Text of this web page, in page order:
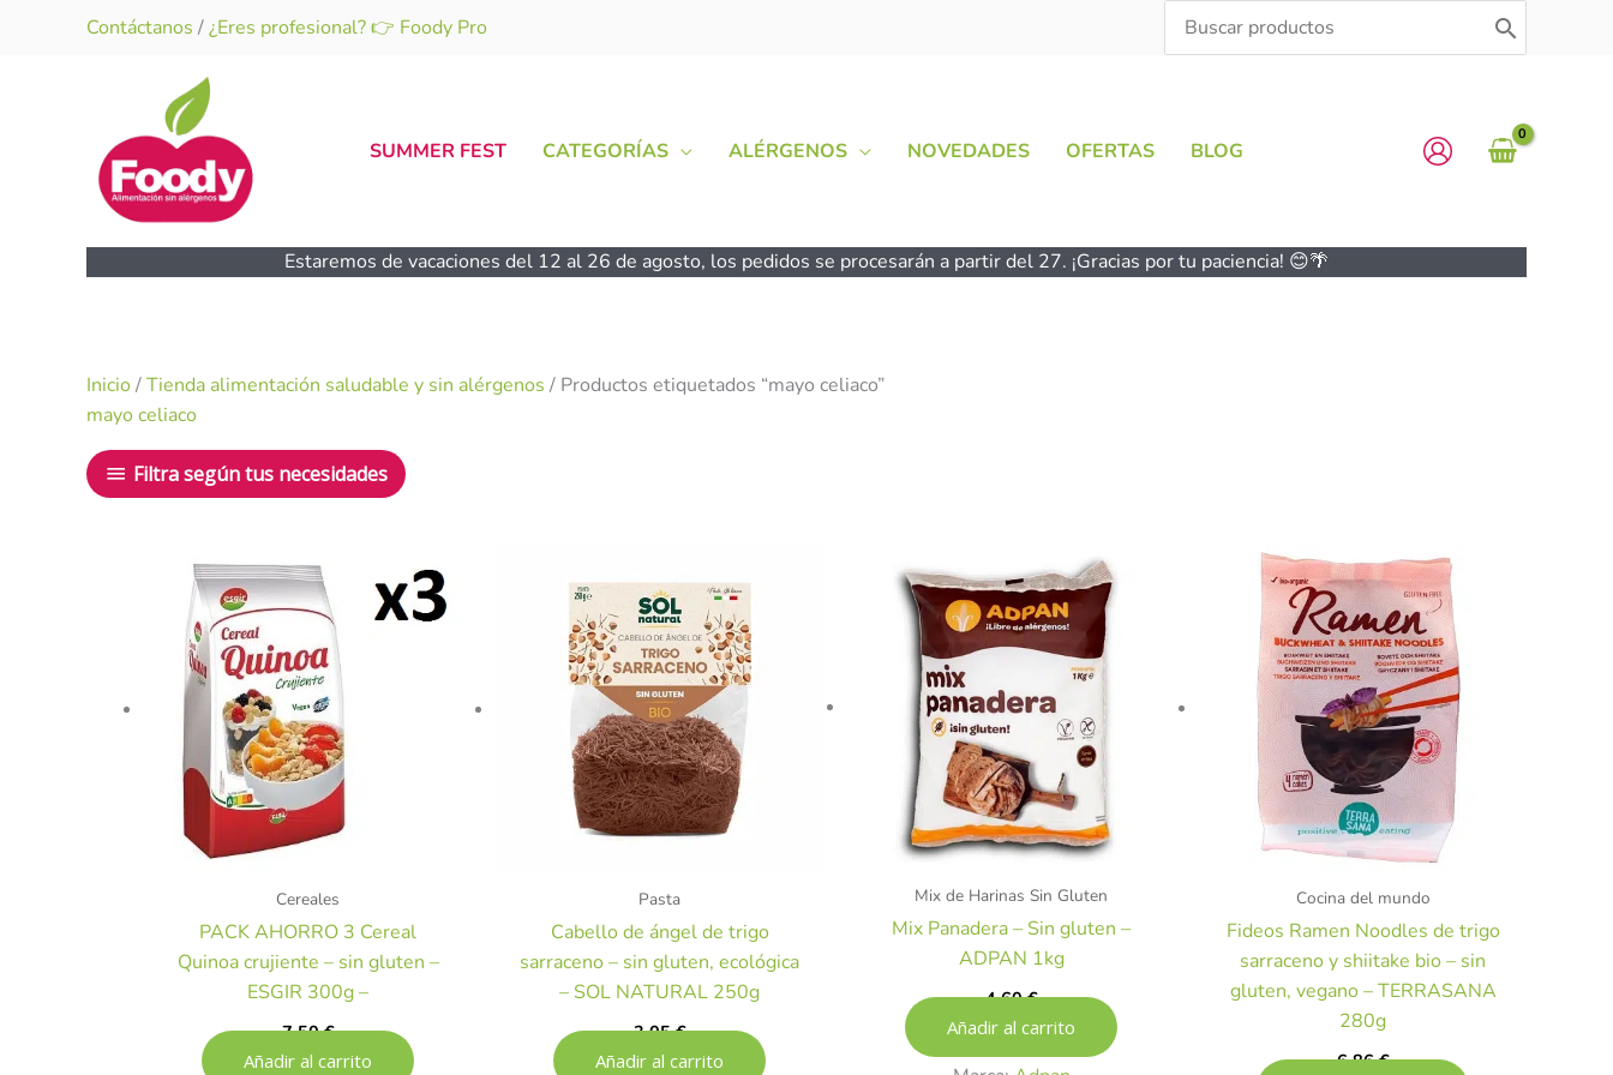
Contáctanos /¿Eres profesional? 👉 Foody Pro
Search
for:
SUMMER FEST CATEGORÍAS ALÉRGENOS NOVEDADES OFERTAS BLOG
Estaremos de vacaciones del 12 al 26 de agosto, los pedidos se procesarán a partir del 27. ¡Gracias por tu paciencia! 😊🌴
Inicio/Tienda alimentación saludable y sin alérgenos / Productos etiquetados “mayo celiaco”
mayo celiaco
Filtra según tus necesidades
Cereales
PACK AHORRO 3 Cereal
Quinoa crujiente – sin gluten –
ESGIR 300g –
7,50€
Añadir al carrito
Pasta
Cabello de ángel de trigo
sarraceno – sin gluten, ecológica
– SOL NATURAL 250g
3,05€
Añadir al carrito
Mix de Harinas Sin Gluten
Mix Panadera – Sin gluten –
ADPAN 1kg
4,60€
Añadir al carrito
Cocina del mundo
Fideos Ramen Noodles de trigo
sarraceno y shiitake bio – sin
gluten, vegano – TERRASANA
280g
6,86€